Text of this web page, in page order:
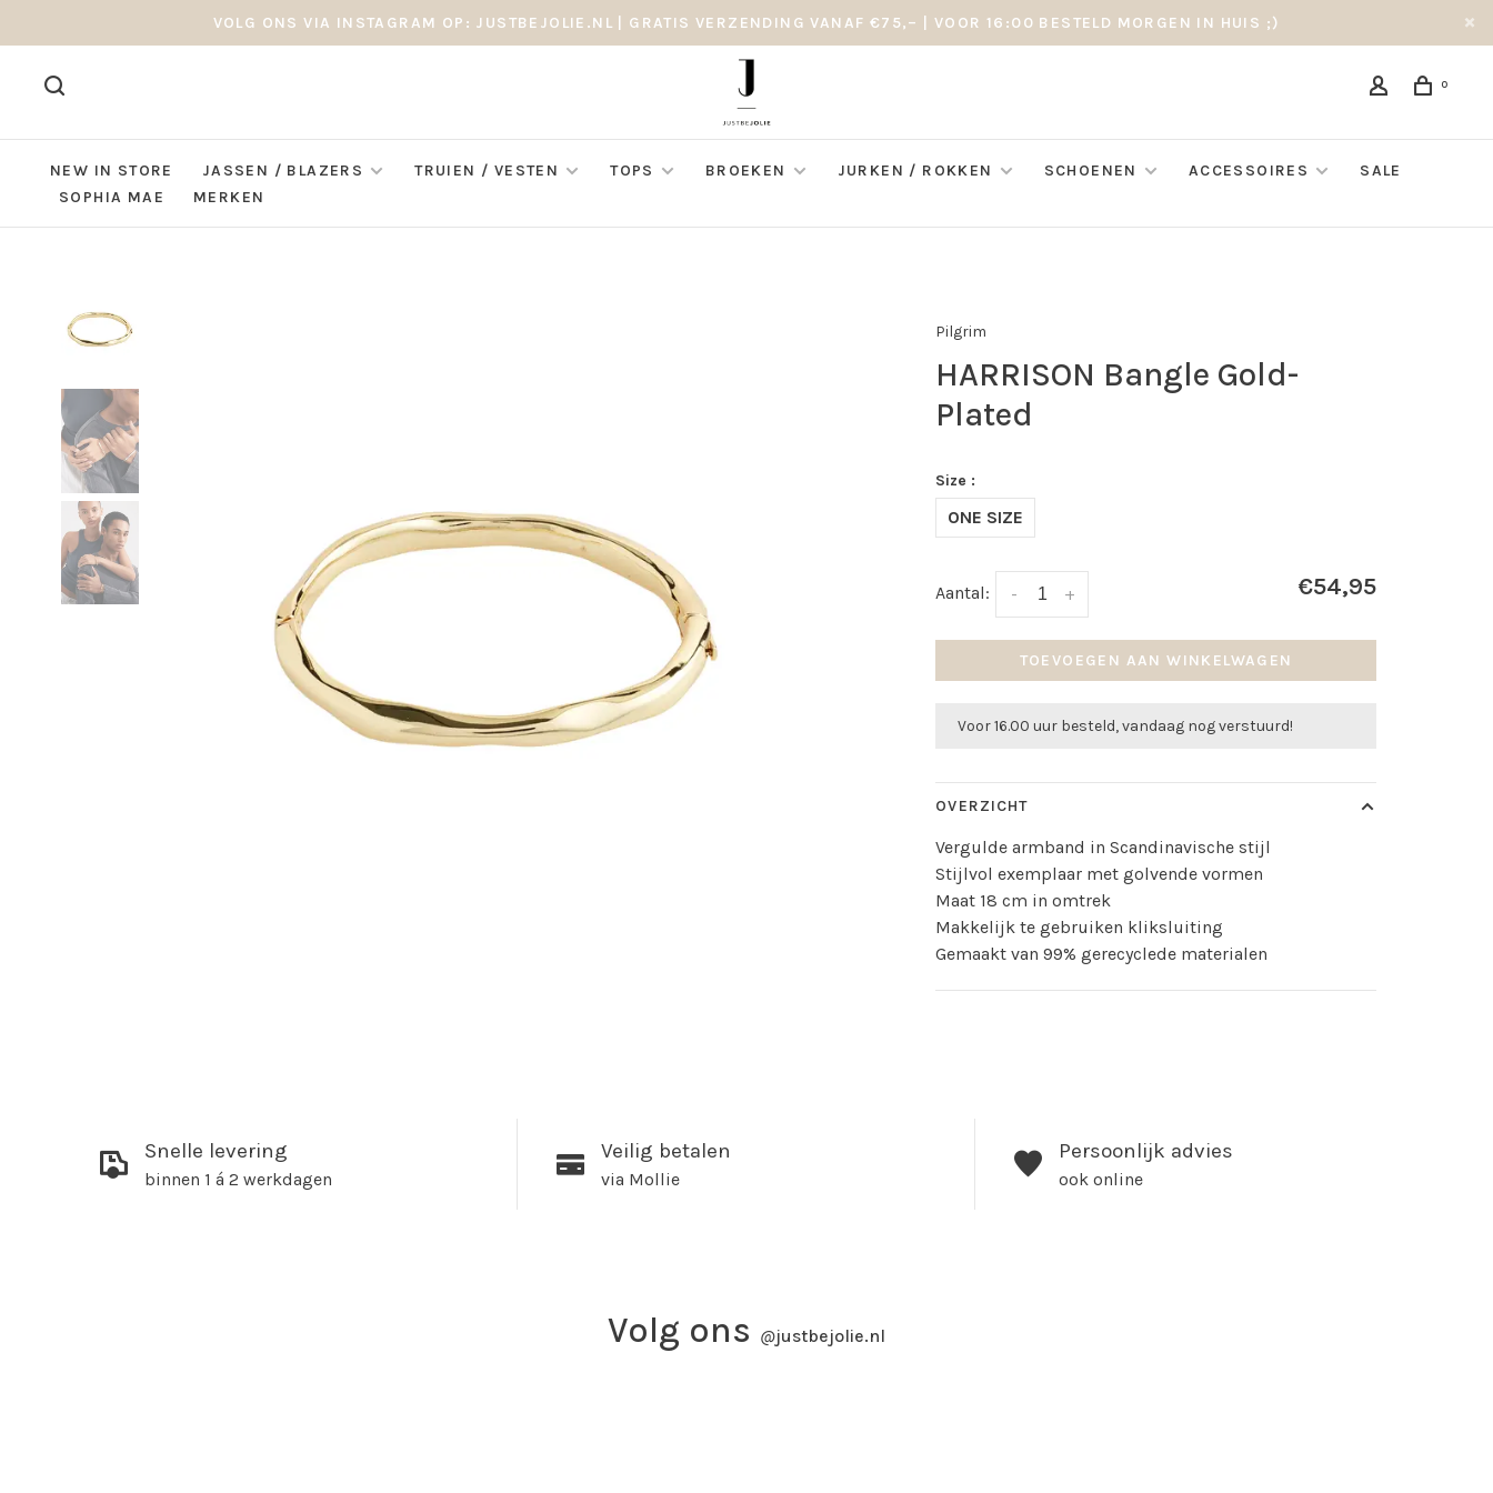
VOLG ONS VIA INSTAGRAM OP: JUSTBEJOLIE.NL | GRATIS VERZENDING VANAF €75,– | VOOR 16:00 BESTELD MORGEN IN HUIS ;)
0
NEW IN STORE JASSEN / BLAZERS TRUIEN / VESTEN TOPS BROEKEN JURKEN / ROKKEN SCHOENEN ACCESSOIRES
SALE
SOPHIA MAE
MERKEN
Pilgrim
HARRISON Bangle Gold-
Plated
Size :
ONE SIZE
Aantal: +
- €54,95
TOEVOEGEN AAN WINKELWAGEN
Voor 16.00 uur besteld, vandaag nog verstuurd!
OVERZICHT
Vergulde armband in Scandinavische stijl
Stijlvol exemplaar met golvende vormen
Maat 18 cm in omtrek
Makkelijk te gebruiken kliksluiting
Gemaakt van 99% gerecyclede materialen
Snelle levering
binnen 1 á 2 werkdagen
Veilig betalen
via Mollie
Persoonlijk advies
ook online
Volg ons @justbejolie.nl